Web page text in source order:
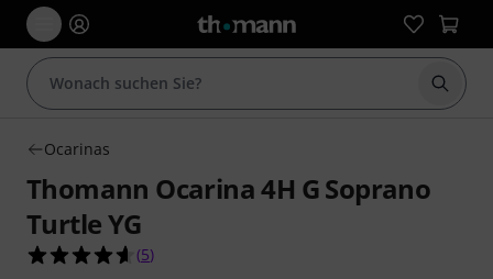
Suche
Ocarinas
Thomann Ocarina 4H G Soprano
Turtle YG
4.6 von 5 Sternen aus 5 Kundenbewertungen
(5)